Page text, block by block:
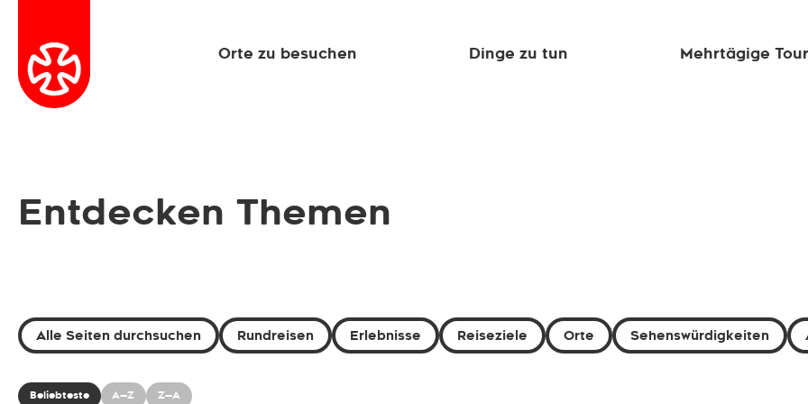
Orte zu besuchen Dinge zu tun Mehrtägige
Entdecken Themen
Alle Seiten durchsuchen Rundreisen Erlebnisse Reiseziele Orte Sehenswürdigkeiten
Beliebteste A—Z Z—A